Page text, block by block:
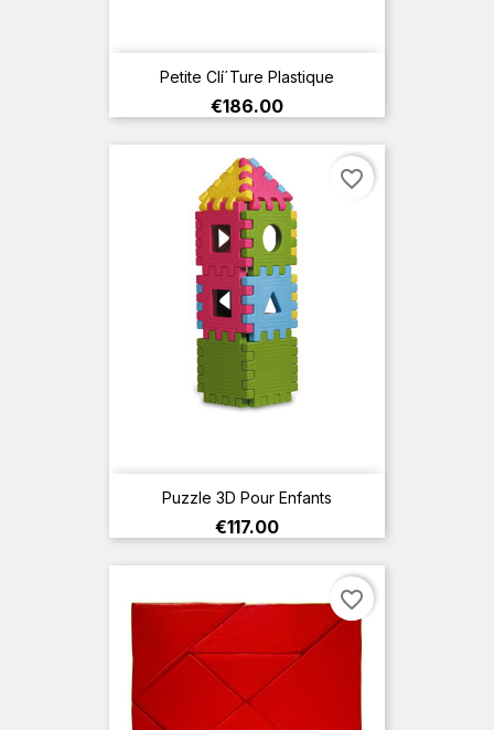
Petite Clí´ture Plastique
Price
€186.00
Puzzle 3D Pour Enfants
Price
€117.00
favorite_border
favorite_border